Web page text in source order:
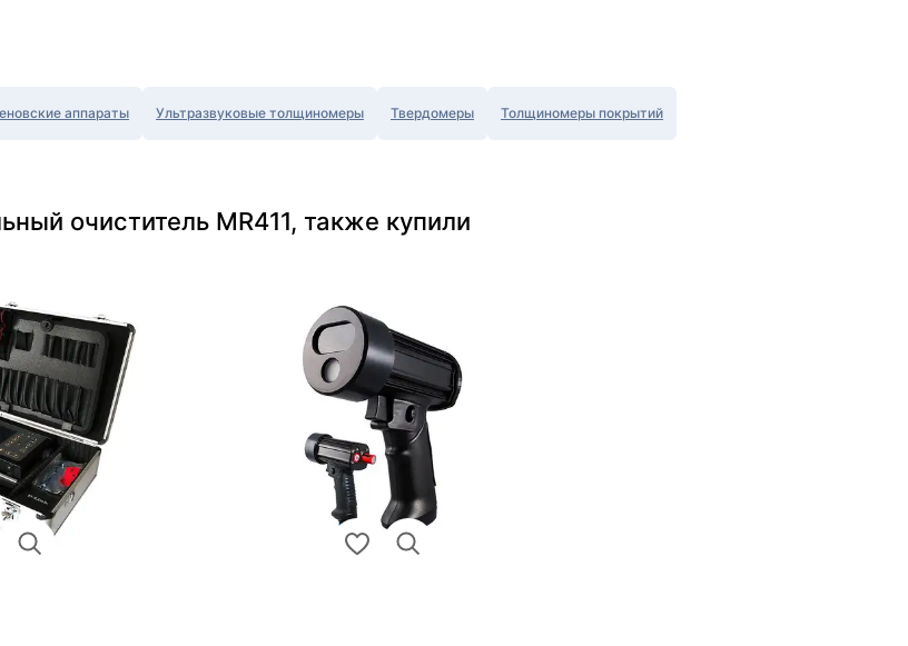
аппараты Ультразвуковые толщиномеры Твердомеры Толщиномеры покрытий
очиститель MR411, также купили